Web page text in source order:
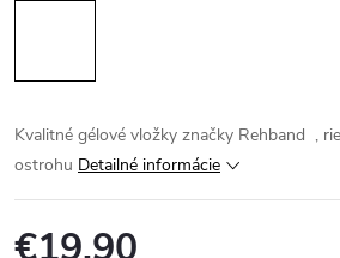
Kvalitné gélové vložky značky Rehband ,
ostrohu Detailné informácie